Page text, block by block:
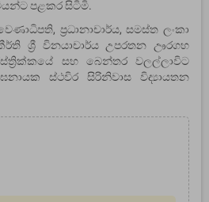
පළකර සිටිමි.
ප්‍රධානාචාර්ය, සමස්ත ලංකා
ශ්‍රී විනයාචාර්ය උපරතන ඌරගහ
සහ බෙන්තර වලල්ලාවිට
ස්ථවිර සිරිනිවාස විද්‍යායතන